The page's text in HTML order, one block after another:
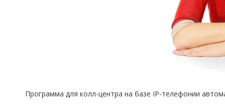
Программа для колл-центра на базе IP-телефонии